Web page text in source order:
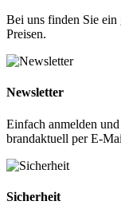
Bei uns finden Sie ein
Preisen.
Newsletter
Einfach anmelden
brandaktuell per E-
Sicherheit